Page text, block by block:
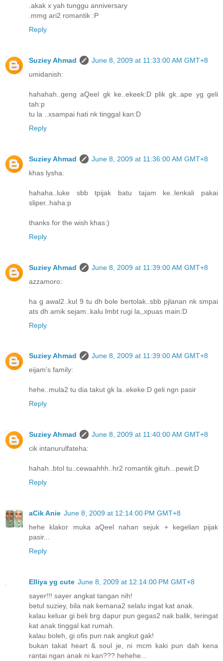
.akak x yah tunggu anniversary
.mmg ari2 romantik :P
Reply
Suziey Ahmad
June 8, 2009 at 11:33:00 AM GMT+8
umidanish:
hahahah..geng aQeel gk ke..ekeek:D plik gk..ape yg geli
tah:p
tu la ..xsampai hati nk tinggal kan:D
Reply
Suziey Ahmad
June 8, 2009 at 11:36:00 AM GMT+8
khas lysha:
hahaha..luke sbb tpijak batu tajam ke..lenkali pakai
sliper..haha:p
thanks for the wish khas:)
Reply
Suziey Ahmad
June 8, 2009 at 11:39:00 AM GMT+8
azzamoro:
ha g awal2..kul 9 tu dh bole bertolak..sbb pjlanan nk smpai
ats dh amik sejam..kalu lmbt rugi la,,xpuas main:D
Reply
Suziey Ahmad
June 8, 2009 at 11:39:00 AM GMT+8
eijam's family:
hehe..mula2 tu dia takut gk la..ekeke:D geli ngn pasir
Reply
Suziey Ahmad
June 8, 2009 at 11:40:00 AM GMT+8
cik intanurulfateha:
hahah..btol tu..cewaahhh..hr2 romantik gituh...pewit:D
Reply
aCik Anie June 8, 2009 at 12:14:00 PM GMT+8
hehe klakor muka aQeel nahan sejuk + kegelian pijak
pasir...
Reply
Elliya yg cute June 8, 2009 at 12:14:00 PM GMT+8
sayer!!! sayer angkat tangan nih!
betul suziey, bila nak kemana2 selalu ingat kat anak.
kalau keluar gi beli brg dapur pun gegas2 nak balik, teringat
kat anak tinggal kat rumah.
kalau boleh, gi ofis pun nak angkut gak!
bukan takat heart & soul je, ni mcm kaki pun dah kena
rantai ngan anak ni kan??? hehehe...